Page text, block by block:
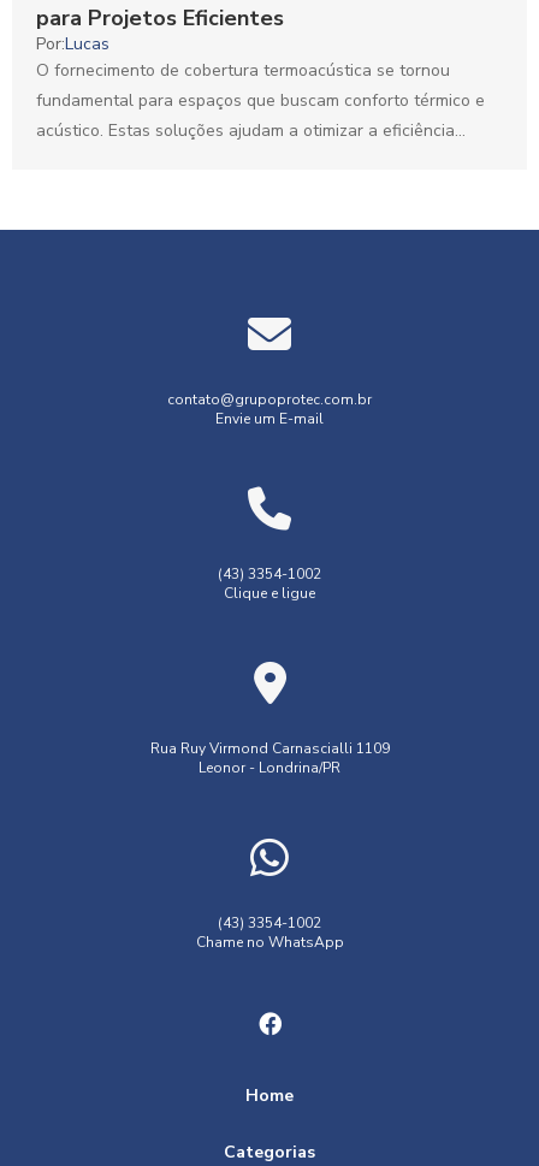
para Projetos Eficientes
Por:Lucas
O fornecimento de cobertura termoacústica se tornou
fundamental para espaços que buscam conforto térmico e
acústico. Estas soluções ajudam a otimizar a eficiência
contato@grupoprotec.com.br
Envie um E-mail
(43) 3354-1002
Clique e ligue
Rua Ruy Virmond Carnascialli 1109
Leonor - Londrina/PR
(43) 3354-1002
Chame no WhatsApp
Home
Categorias